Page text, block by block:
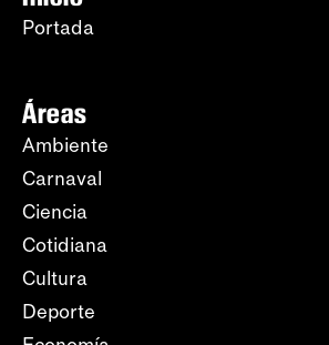
Portada
Áreas
Ambiente
Carnaval
Ciencia
Cotidiana
Cultura
Deporte